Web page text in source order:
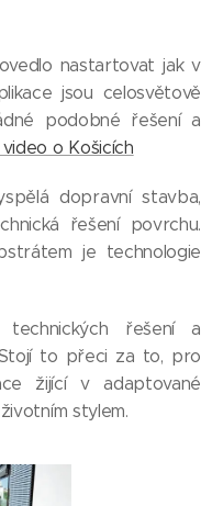
nastartovat jak v
jsou celosvětově
podobné řešení a
o Košicích
dopravní stavba,
řešení povrchu.
je technologie
technických řešení a
to přeci za to, pro
žijící v adaptované
stylem.